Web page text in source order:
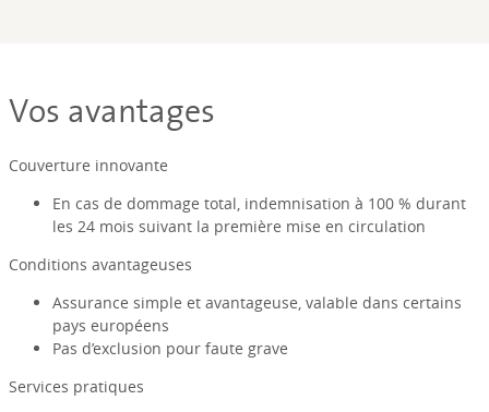
Vos avantages
Couverture innovante
En cas de dommage total, indemnisation à 100 % durant
les 24 mois suivant la première mise en circulation
Conditions avantageuses
Assurance simple et avantageuse, valable dans certains
pays européens
Pas d’exclusion pour faute grave
Services pratiques